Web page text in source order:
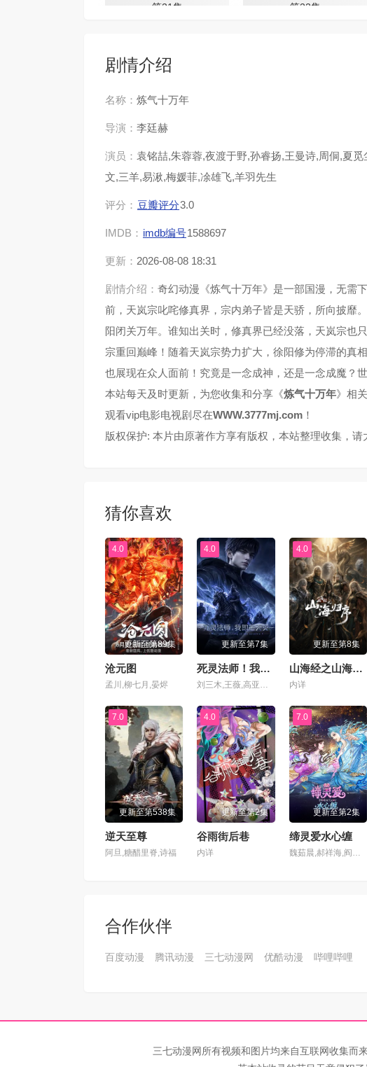
第21集 第22集
第33集
第37集 第38集
第41集
第45集
第53集 第54集
第57集 第58集
第61集 第62集
第65集 第66集
第73集
第77集 第78集
第81集 第82集
第85集 第86集
第90集
第97集 第98集
第101集 第102集
第105集 第106集
第109集 第110集
第117集
第129集 第130集
剧情介绍
名称： 炼气十万年
导演： 李廷赫
演员： 袁铭喆,朱蓉蓉,夜渡于野,孙睿扬,王曼诗,周侗,夏
文,三羊,易湫,梅媛菲,凃雄飞,羊羽先生
评分： 豆瓣评分3.0
IMDB： imdb编号1588697
更新： 2026-08-08 18:31
剧情介绍： 奇幻动漫《炼气十万年》是一部国漫，无需
前，天岚宗叱咤修真界，宗内弟子皆是天骄，所向披靡
阳闭关万年。谁知出关时，修真界已经没落，天岚宗也
宗重回巅峰！随着天岚宗势力扩大，徐阳修为停滞的真
也展现在众人面前！究竟是一念成神，还是一念成魔？
本站每天及时更新，为您收集和分享《炼气十万年》相
观看vip电影电视剧尽在WWW.3777mj.com ！
版权保护: 本片由原著作方享有版权，本站整理收集，请
猜你喜欢
4.0
更新至第89集
沧元图
孟川,柳七月,晏烬
4.0
更新至第7集
死灵法师！我即是天灾动漫版
刘三木,王薇,高亚亚,夜叉,北炎,张恩泽,林帽帽
4.0
更新至第8集
山海经之山海归序
内详
7.0
更新至第538集
逆天至尊
阿旦,糖醋里脊,诗福
4.0
更新至第2集
谷雨街后巷
内详
7.0
更新至第2集
缔灵爱水心缠
魏茹晨,郝祥海,阎么么,陈张太康,关云月,楚越,闫夜桥,刘知否,林柏青,陆庚宜,图特哈蒙,金琪
合作伙伴
百度动漫 腾讯动漫 三七动漫网 优酷动漫 哔哩哔哩
三七动漫网所有视频和图片均来自互联网收集而